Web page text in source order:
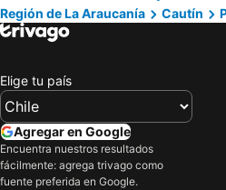
Región de La Araucanía
Cautín
Elige tu país
Agregar en Google
Encuentra nuestros resultados
fácilmente: agrega trivago como
fuente preferida en Google.